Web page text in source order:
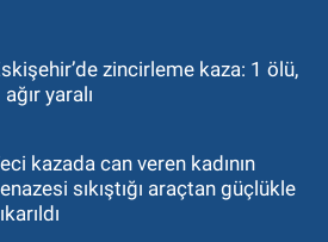
zincirleme kaza: 1 ölü,
ağır yaralı
kazada can veren kadının
sıkıştığı araçtan güçlükle